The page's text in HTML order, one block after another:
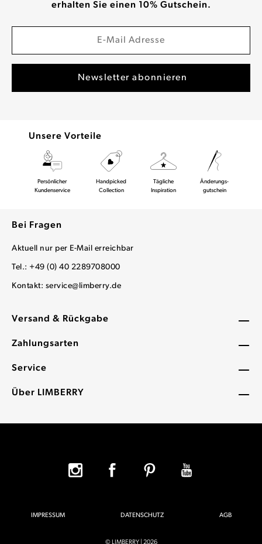
Versand & Rückgabe
Zahlungsarten
Service
Über LIMBERRY
erhalten Sie einen 10% Gutschein.
Unsere Vorteile
Persönlicher
Kundenservice
Handpicked
Collection
Tägliche
Inspiration
Änderungs-
gutschein
Bei Fragen
Aktuell nur per E-Mail erreichbar
Tel.: +49 (0) 40 2289708000
Kontakt: service@limberry.de
IMPRESSUM DATENSCHUTZ AGB